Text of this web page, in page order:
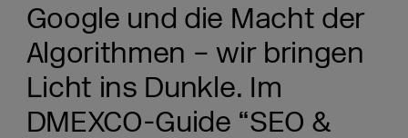
Google und die Macht der
Algorithmen – wir bringen
Licht ins Dunkle. Im
DMEXCO-Guide “SEO &